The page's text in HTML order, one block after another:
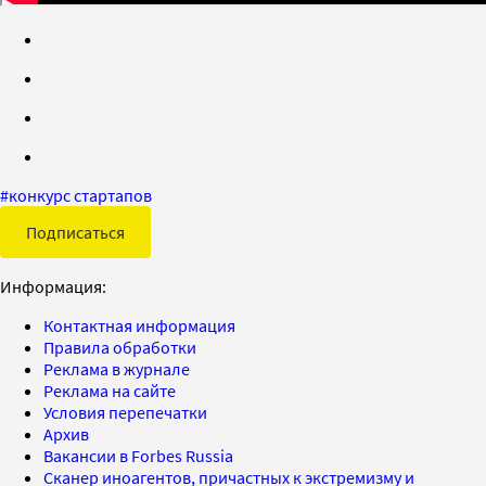
#конкурс стартапов
Подписаться
Информация:
Контактная информация
Правила обработки
Реклама в журнале
Реклама на сайте
Условия перепечатки
Архив
Вакансии в Forbes Russia
Сканер иноагентов, причастных к экстремизму и